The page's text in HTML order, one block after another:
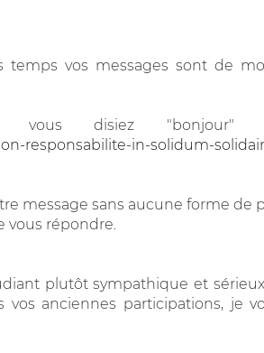
temps vos messages sont de
disiez "bonjour"
responsabilite-in-solidum-
message sans aucune forme de
vous répondre.
plutôt sympathique et
anciennes participations, je